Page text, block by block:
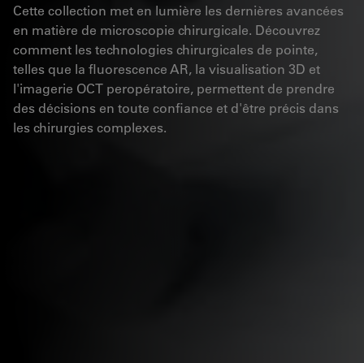
Cette collection met en lumière les dernières avancées
en matière de microscopie chirurgicale. Découvrez
comment les technologies chirurgicales de pointe,
telles que la fluorescence AR, la visualisation 3D et
l'imagerie OCT peropératoire, permettent de prendre
des décisions en toute confiance et d'être précis dans
les chirurgies complexes.